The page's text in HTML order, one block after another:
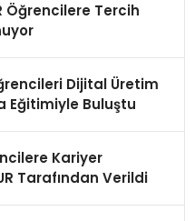
Öğrencilere Tercih
Dijital Üretim
Eğitimiyle Buluştu
Kariyer
Tarafından Verildi